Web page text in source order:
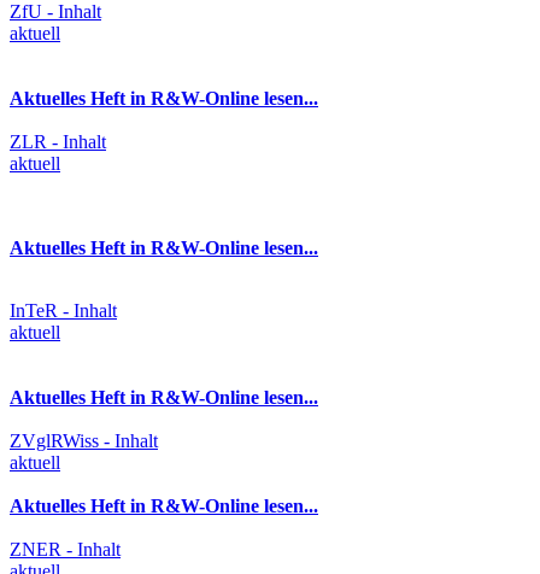
ZfU - Inhalt
aktuell
Aktuelles Heft in R&W-Online lesen...
ZLR - Inhalt
aktuell
Aktuelles Heft in R&W-Online lesen...
InTeR - Inhalt
aktuell
Aktuelles Heft in R&W-Online lesen...
ZVglRWiss - Inhalt
aktuell
Aktuelles Heft in R&W-Online lesen...
ZNER - Inhalt